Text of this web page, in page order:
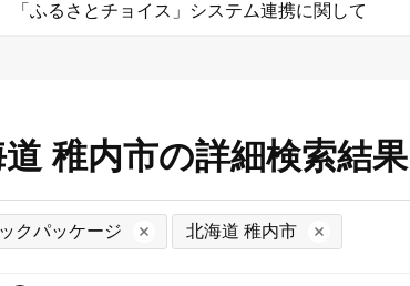
「ふるさとチョイス」システム連携に関して
稚内市の詳細検索結果
クパッケージ 北海道 稚内市